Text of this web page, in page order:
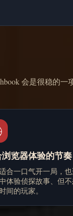
会是很稳的一
览器体验的节奏
合一口气开一局，
体验侦探故事、但
间的玩家。